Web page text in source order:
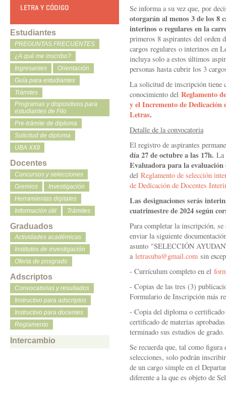
LETRA Y CÓDIGO
Estudiantes
PREGUNTAS FRECUENTES
¿A qué me inscribo?
Ingresantes
Orientación
Guía para estudiantes
Trámites
Programas y dispositivos para
estudiantes de Filo
Pre-trámite de diploma
Solicitud de diploma
UBA XXII
Docentes
Concursos y selecciones
Gremios
Investigación
Herramientas digitales
Información útil
Trámites
Graduados
Actividades académicas
Institutos de investigación
Oferta de posgrado
Adscriptos
Convocatorias y resultados
Instructivo para adscriptos
Instructivo para docentes
Reglamento
Intercambio
Se informa a su vez que, por
otorgarán al menos 3 de los 8
interinos o regulares en la
primeros 8 aspirantes del orden
cargos regulares o interinos en
incluya solo a estos últimos
personas hasta cubrir los 3
La solicitud de inscripción tiene
conocimiento del Reglamento
y el Incremento de Dedicación
Letras.
Detalle de la convocatoria
El registro de aspirantes
día 27 de octubre a las 17h. La
Evaluadora para la evaluación
del Reglamento de selección
de Dedicación de Docentes
Las designaciones serás
cuatrimestre de 2024 según
Para completar la inscripción,
enviar la siguiente
asunto "SELECCIÓN
a letrasuba@gmail.com sin
- Currículum completo en el
- Copias de las tres (3)
Formulario de Inscripción más
- Copia del diploma o
certificado de materias
terminado sus estudios de grado.
Se recuerda que, tal como figura
selecciones, solo podrán
de un cargo simple en el
diferente a la que es objeto de